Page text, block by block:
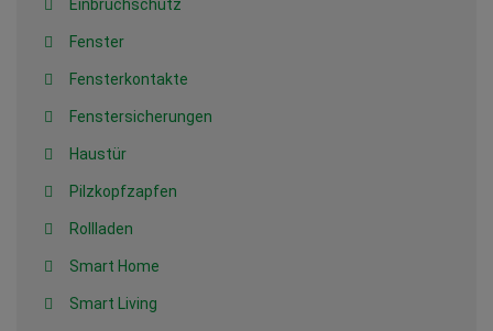
Einbruchschutz
Fenster
Fensterkontakte
Fenstersicherungen
Haustür
Pilzkopfzapfen
Rollladen
Smart Home
Smart Living